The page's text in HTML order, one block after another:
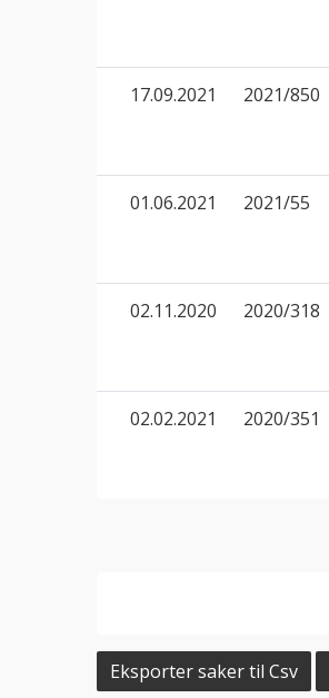
17.09.2021 2021/850
01.06.2021 2021/55
02.11.2020 2020/318
02.02.2021 2020/351
Eksporter saker til Csv